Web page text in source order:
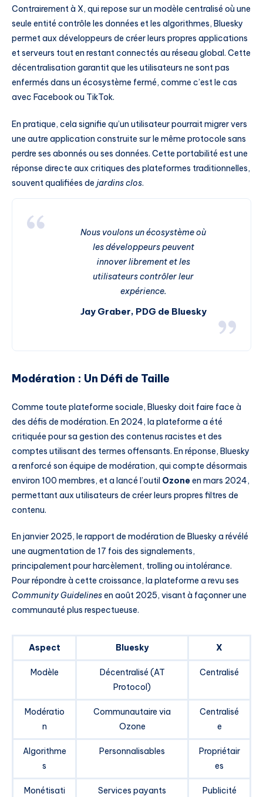
Contrairement à X, qui repose sur un modèle centralisé où une
seule entité contrôle les données et les algorithmes, Bluesky
permet aux développeurs de créer leurs propres applications
et serveurs tout en restant connectés au réseau global. Cette
décentralisation garantit que les utilisateurs ne sont pas
enfermés dans un écosystème fermé, comme c’est le cas
avec Facebook ou TikTok.
En pratique, cela signifie qu’un utilisateur pourrait migrer vers
une autre application construite sur le même protocole sans
perdre ses abonnés ou ses données. Cette portabilité est une
réponse directe aux critiques des plateformes traditionnelles,
souvent qualifiées de jardins clos.
Nous voulons un écosystème où
les développeurs peuvent
innover librement et les
utilisateurs contrôler leur
expérience.
Jay Graber, PDG de Bluesky
Modération : Un Défi de Taille
Comme toute plateforme sociale, Bluesky doit faire face à
des défis de modération. En 2024, la plateforme a été
critiquée pour sa gestion des contenus racistes et des
comptes utilisant des termes offensants. En réponse, Bluesky
a renforcé son équipe de modération, qui compte désormais
environ 100 membres, et a lancé l’outil Ozoneen mars 2024,
permettant aux utilisateurs de créer leurs propres filtres de
contenu.
En janvier 2025, le rapport de modération de Bluesky a révélé
une augmentation de 17 fois des signalements,
principalement pour harcèlement, trolling ou intolérance.
Pour répondre à cette croissance, la plateforme a revu ses
Community Guidelinesen août 2025, visant à façonner une
communauté plus respectueuse.
Aspect Bluesky X
Modèle
Décentralisé (AT
Protocol)
Centralisé
Modératio
n
Communautaire via
Ozone
Centralisé
e
Algorithme
s
Personnalisables
Propriétair
es
Monétisati
Services payants Publicité